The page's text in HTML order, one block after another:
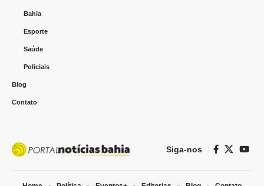
Bahia
Esporte
Saúde
Policiais
Blog
Contato
Siga-nos